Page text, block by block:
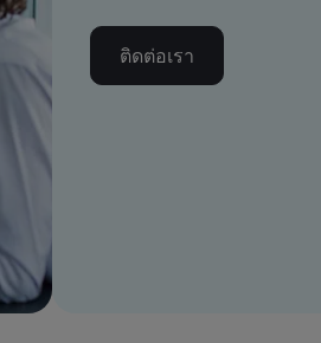
ติดต่อเรา